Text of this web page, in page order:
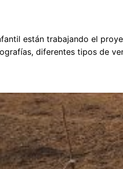
están trabajando el
diferentes tipos de